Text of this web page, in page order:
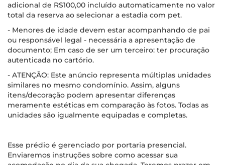
adicional de R$100,00 incluído automaticamente no valor
total da reserva ao selecionar a estadia com pet.
- Menores de idade devem estar acompanhando de pai
ou responsável legal - necessária a apresentação de
documento; Em caso de ser um terceiro: ter procuração
autenticada no cartório.
- ATENÇÃO: Este anúncio representa múltiplas unidades
similares no mesmo condomínio. Assim, alguns
itens/decoração podem apresentar diferenças
meramente estéticas em comparação às fotos. Todas as
unidades são igualmente equipadas e completas.
Esse prédio é gerenciado por portaria presencial.
Enviaremos instruções sobre como acessar sua